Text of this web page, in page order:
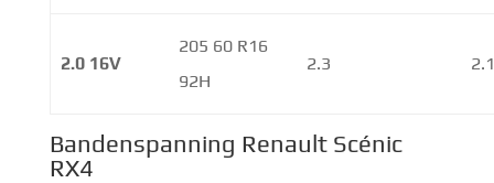
2.0 16V
205 60 R16
92H
2.3
Bandenspanning Renault Scénic
RX4